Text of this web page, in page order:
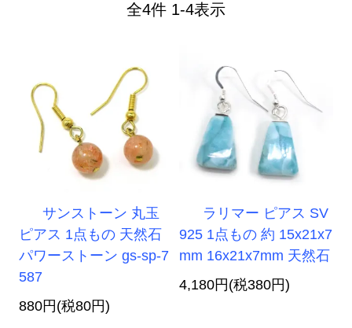
全4件 1-4表示
サンストーン 丸玉
ピアス 1点もの 天然石
パワーストーン gs-sp-7
587
880円(税80円)
ラリマー ピアス SV
925 1点もの 約 15x21x7
mm 16x21x7mm 天然石
4,180円(税380円)